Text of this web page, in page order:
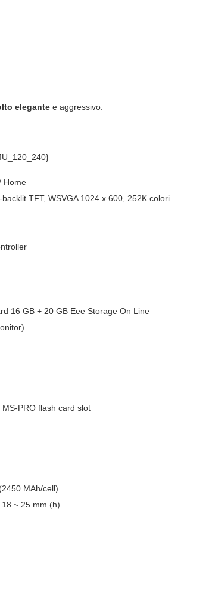
elegantee aggressivo.
Home
TFT, WSVGA 1024 x 600, 252K colori
16 GB + 20 GB Eee Storage On Line
PRO flash card slot
MAh/cell)
~ 25 mm (h)